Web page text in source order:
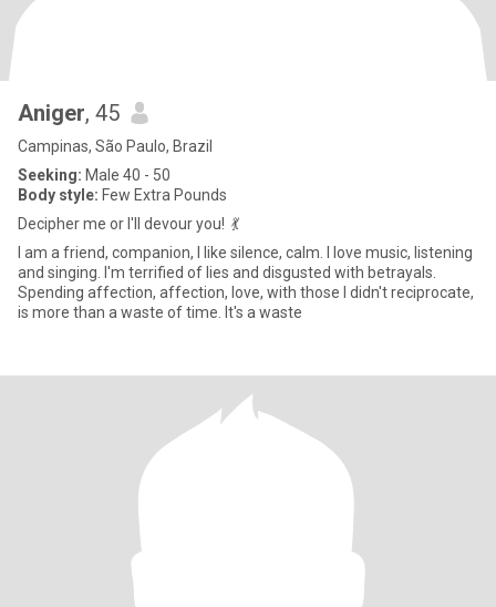
Aniger, 45
Campinas, São Paulo, Brazil
Seeking: Male 40 - 50
Body style: Few Extra Pounds
Decipher me or I'll devour you! 💃
I am a friend, companion, I like silence, calm. I love music, listening
and singing. I'm terrified of lies and disgusted with betrayals.
Spending affection, affection, love, with those I didn't reciprocate,
is more than a waste of time. It's a waste